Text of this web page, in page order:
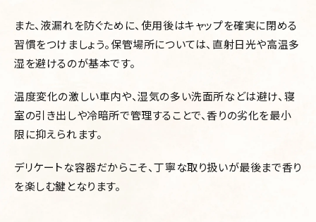
また、液漏れを防ぐために、使用後はキャップを確実に閉める
習慣をつけましょう。保管場所については、直射日光や高温多
湿を避けるのが基本です。
温度変化の激しい車内や、湿気の多い洗面所などは避け、寝
室の引き出しや冷暗所で管理することで、香りの劣化を最小
限に抑えられます。
デリケートな容器だからこそ、丁寧な取り扱いが最後まで香り
を楽しむ鍵となります。